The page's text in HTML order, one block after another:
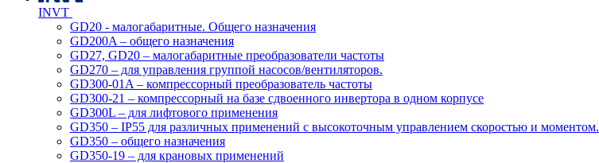
INVT
GD20 - малогабаритные. Общего назначения
GD200A – общего назначения
GD27, GD20 – малогабаритные преобразователи частоты
GD270 – для управления группой насосов/вентиляторов.
GD300-01A – компрессорный преобразователь частоты
GD300-21 – компрессорный на базе сдвоенного инвертора в одном корпусе
GD300L – для лифтового применения
GD350 – IP55 для различных применений с высокоточным управлением скоростью и моментом.
GD350 – общего назначения
GD350-19 – для крановых применений